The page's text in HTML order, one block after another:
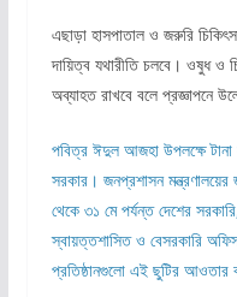
এছাড়া হাসপাতাল ও জরুরি
দায়িত্ব যথারীতি চলবে। ওষুধ ও
অব্যাহত রাখবে বলে প্রজ্ঞাপনে
পবিত্র ঈদুল আজহা উপলক্ষে টানা
সরকার। জনপ্রশাসন মন্ত্রণালয়ের
থেকে ৩১ মে পর্যন্ত দেশের
স্বায়ত্তশাসিত ও বেসরকারি
প্রতিষ্ঠানগুলো এই ছুটির